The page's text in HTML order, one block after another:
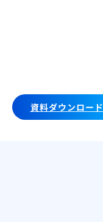
資料ダウンロード